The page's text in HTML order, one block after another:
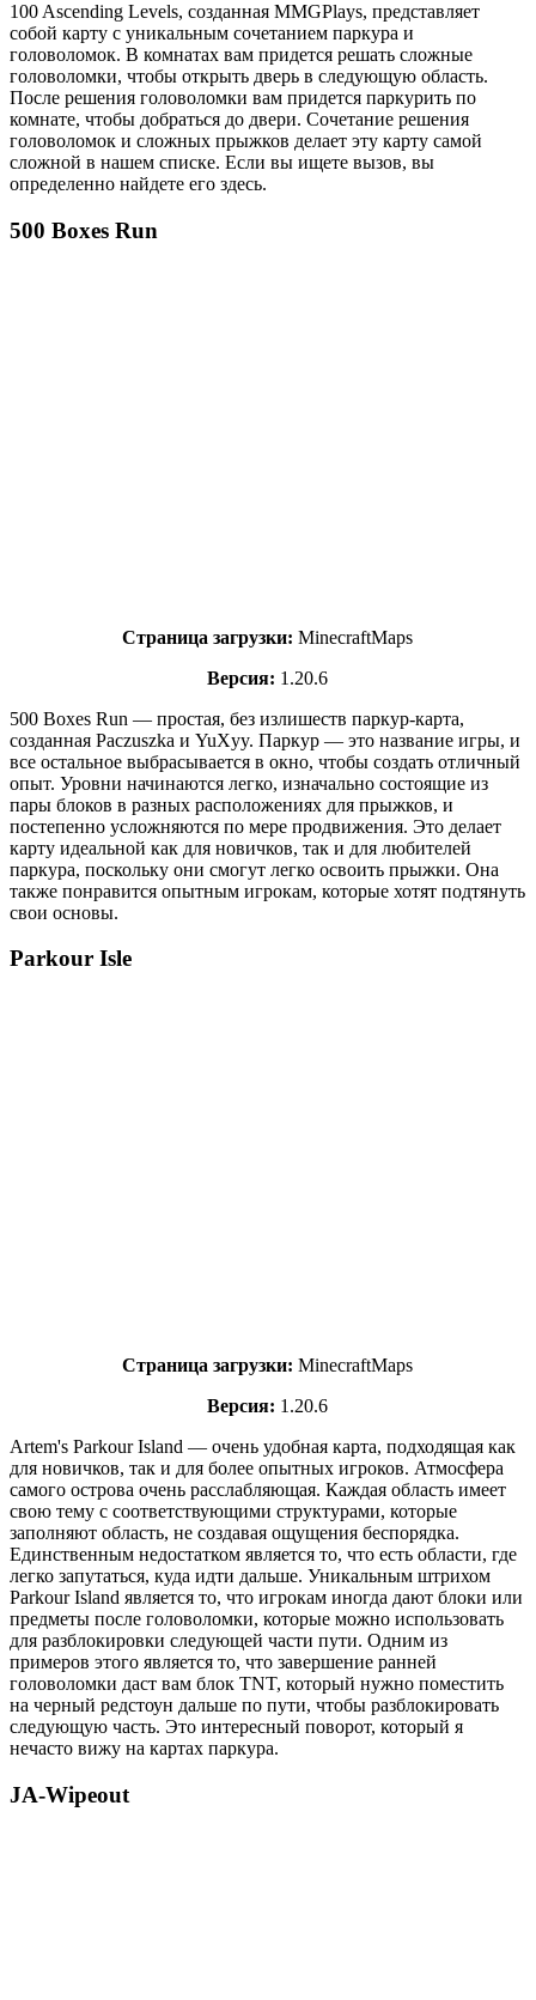
100 Ascending Levels, созданная MMGPlays, представляет
собой карту с уникальным сочетанием паркура и
головоломок. В комнатах вам придется решать сложные
головоломки, чтобы открыть дверь в следующую область.
После решения головоломки вам придется паркурить по
комнате, чтобы добраться до двери. Сочетание решения
головоломок и сложных прыжков делает эту карту самой
сложной в нашем списке. Если вы ищете вызов, вы
определенно найдете его здесь.
500 Boxes Run
Страница загрузки:MinecraftMaps
Версия: 1.20.6
500 Boxes Run — простая, без излишеств паркур-карта,
созданная Paczuszka и YuXyy. Паркур — это название игры, и
все остальное выбрасывается в окно, чтобы создать отличный
опыт. Уровни начинаются легко, изначально состоящие из
пары блоков в разных расположениях для прыжков, и
постепенно усложняются по мере продвижения. Это делает
карту идеальной как для новичков, так и для любителей
паркура, поскольку они смогут легко освоить прыжки. Она
также понравится опытным игрокам, которые хотят подтянуть
свои основы.
Parkour Isle
Страница загрузки:MinecraftMaps
Версия: 1.20.6
Artem's Parkour Island — очень удобная карта, подходящая как
для новичков, так и для более опытных игроков. Атмосфера
самого острова очень расслабляющая. Каждая область имеет
свою тему с соответствующими структурами, которые
заполняют область, не создавая ощущения беспорядка.
Единственным недостатком является то, что есть области, где
легко запутаться, куда идти дальше. Уникальным штрихом
Parkour Island является то, что игрокам иногда дают блоки или
предметы после головоломки, которые можно использовать
для разблокировки следующей части пути. Одним из
примеров этого является то, что завершение ранней
головоломки даст вам блок TNT, который нужно поместить
на черный редстоун дальше по пути, чтобы разблокировать
следующую часть. Это интересный поворот, который я
нечасто вижу на картах паркура.
JA-Wipeout